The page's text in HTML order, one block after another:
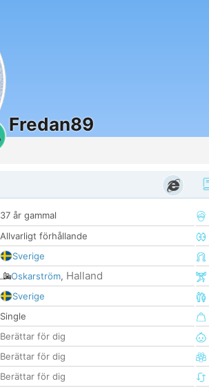
Fredan89
37 år gammal
Allvarligt förhållande
Sverige
Oskarström, Halland
Sverige
Single
Berättar för dig
Berättar för dig
Berättar för dig